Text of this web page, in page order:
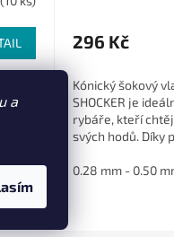
a
ø 0,60 mm 20,5 kg 100 m
296 Kč
Kónický šokový
SHOCKER je
rybáře, kteří
svých hodů. Díky
a...
0.28 mm - 0.50